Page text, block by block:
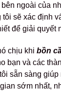
ngoài của
sẽ xác định
để giải quyết
chịu khi bồn
bạn và các
sẵn sàng
sớm nhất,